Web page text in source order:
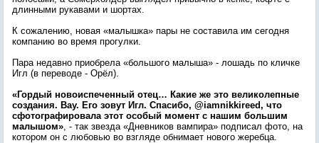
длинными рукавами и шортах.
К сожалению, новая «малышка» пары не составила им сегодня
компанию во время прогулки.
Пара недавно приобрела «большого малыша» - лошадь по кличке
Игл (в переводе - Орёл).
«Гордый новоиспеченный отец… Какие же это великолепные
создания. Вау. Его зовут Игл. Спасибо, @iamnikkireed, что
сфотографировала этот особый момент с нашим большим
малышом», - так звезда «Дневников вампира» подписал фото, на
котором он с любовью во взгляде обнимает нового жеребца.